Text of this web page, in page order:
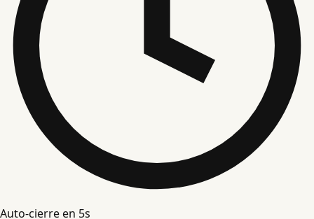
Auto-cierre en 4s